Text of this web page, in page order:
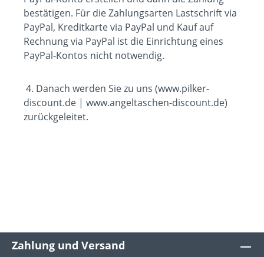
bestätigen. Für die Zahlungsarten Lastschrift via
PayPal, Kreditkarte via PayPal und Kauf auf
Rechnung via PayPal ist die Einrichtung eines
PayPal-Kontos nicht notwendig.
4. Danach werden Sie zu uns (www.pilker-
discount.de | www.angeltaschen-discount.de)
zurückgeleitet.
Zahlung und Versand